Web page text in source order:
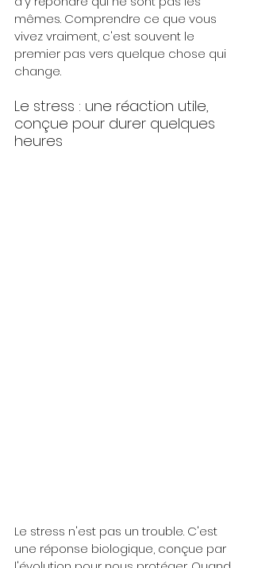
mêmes. Comprendre ce que vous
vivez vraiment, c'est souvent le
premier pas vers quelque chose qui
change.
Le stress : une réaction utile,
conçue pour durer quelques
heures
Le stress n'est pas un trouble. C'est
une réponse biologique, conçue par